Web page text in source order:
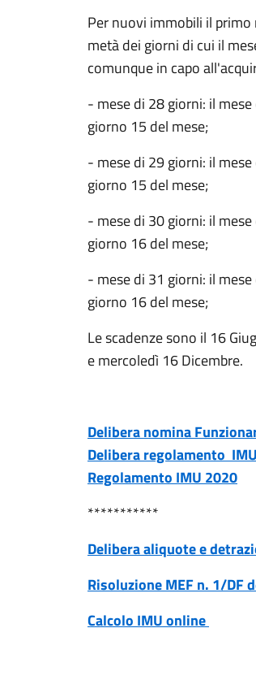
Per nuovi immobili il primo
metà dei giorni di cui il
comunque in capo
- mese di 28 giorni: il
giorno 15 del mese;
- mese di 29 giorni: il
giorno 15 del mese;
- mese di 30 giorni: il
giorno 16 del mese;
- mese di 31 giorni: il
giorno 16 del mese;
Le scadenze sono il 16
e mercoledì 16 Dicembre.
Delibera nomina
Delibera regolamento
Regolamento IMU 2020
***********
Delibera aliquote e
Risoluzione MEF n. 1/DF
Calcolo IMU online